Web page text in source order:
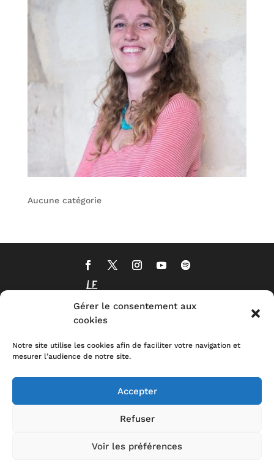
Gérer le consentement aux
cookies
Notre site utilise les cookies afin de faciliter votre navigation et
mesurer l’audience de notre site.
Accepter
Refuser
Voir les préférences
Aucune catégorie
MENTIONS LEGALES POLITIQUE DE CONFIDENTIALITÉ
TOXIC